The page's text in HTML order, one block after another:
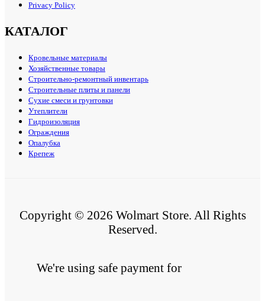
Privacy Policy
КАТАЛОГ
Кровельные материалы
Хозяйственные товары
Строительно-ремонтный инвентарь
Строительные плиты и панели
Сухие смеси и грунтовки
Утеплители
Гидроизоляция
Ограждения
Опалубка
Крепеж
Copyright © 2026 Wolmart Store. All Rights
Reserved.
We're using safe payment for